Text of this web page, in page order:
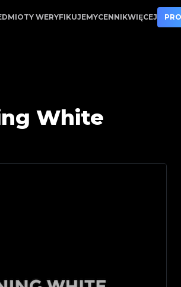
weryfikacji luksusowych produktów
WERYFIKUJEMYCENNIKWIĘCEJ
White